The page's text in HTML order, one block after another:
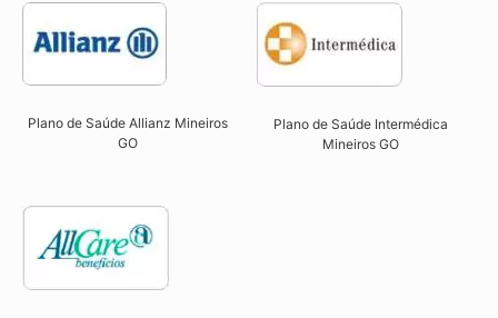
Plano de Saúde Allianz Mineiros
GO​
Plano de Saúde Intermédica
Mineiros GO​